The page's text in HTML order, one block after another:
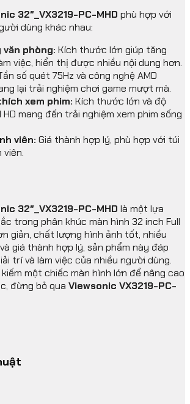
32″_VX3219-PC-MHD phù hợp với
dùng khác nhau:
phòng: Kích thước lớn giúp tăng
việc, hiển thị được nhiều nội dung hơn.
số quét 75Hz và công nghệ AMD
lại trải nghiệm chơi game mượt mà.
xem phim: Kích thước lớn và độ
HD mang đến trải nghiệm xem phim sống
viên: Giá thành hợp lý, phù hợp với túi
viên.
32″_VX3219-PC-MHD là một lựa
trong phân khúc màn hình 32 inch Full
giản, chất lượng hình ảnh tốt, nhiều
giá thành hợp lý, sản phẩm này đáp
trí và làm việc của nhiều người dùng.
một chiếc màn hình lớn để nâng cao
đừng bỏ qua Viewsonic VX3219-PC-